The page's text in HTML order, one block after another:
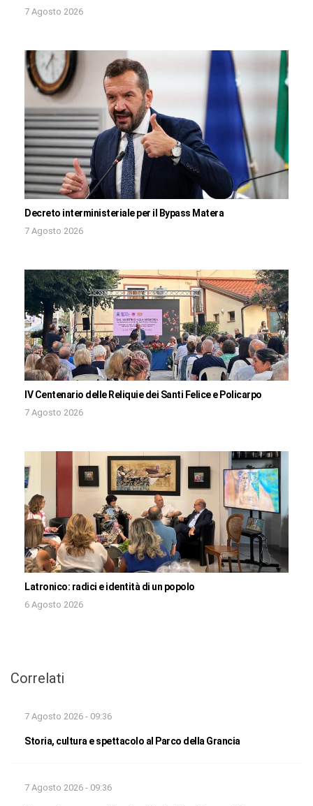
7 Agosto 2026
Decreto interministeriale per il Bypass Matera
7 Agosto 2026
IV Centenario delle Reliquie dei Santi Felice e Policarpo
7 Agosto 2026
Latronico: radici e identità di un popolo
6 Agosto 2026
Correlati
7 Agosto 2026 - 09:36
Storia, cultura e spettacolo al Parco della Grancia
7 Agosto 2026 - 09:36